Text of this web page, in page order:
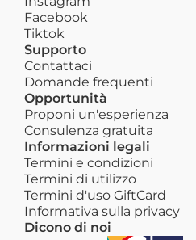
Facebook
Tiktok
Supporto
Contattaci
Domande frequenti
Opportunità
Proponi un'esperienza
Consulenza gratuita
Informazioni legali
Termini e condizioni
Termini di utilizzo
Termini d'uso GiftCard
Informativa sulla privacy
Dicono di noi